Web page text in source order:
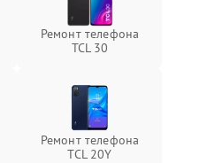
Ремонт телефона
TCL 30
Ремонт телефона
TCL 20Y